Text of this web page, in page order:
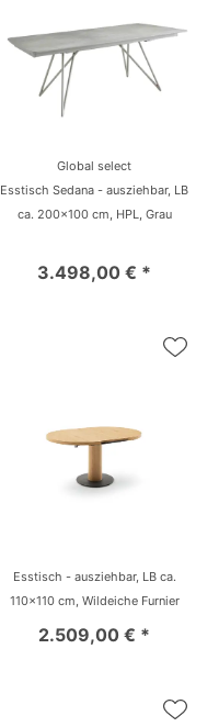
Global select
Esstisch Sedana - ausziehbar, LB
ca. 200x100 cm, HPL, Grau
3.498,00 € *
Esstisch - ausziehbar, LB ca.
110x110 cm, Wildeiche Furnier
2.509,00 € *